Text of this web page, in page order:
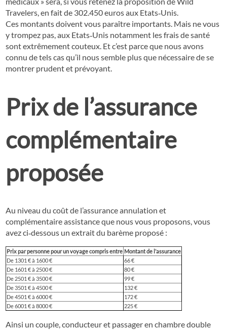
Travelers, en fait de 302.450 euros aux Etats‐Unis.
Ces montants doivent vous paraître importants. Mais ne vous
y trompez pas, aux Etats‐Unis notamment les frais de santé
sont extrêmement couteux. Et c’est parce que nous avons
connu de tels cas qu’il nous semble plus que nécessaire de se
montrer prudent et prévoyant.
Prix de l’assurance
complémentaire
proposée
Au niveau du coût de l’assurance annulation et
complémentaire assistance que nous vous proposons, vous
avez ci‐dessous un extrait du barème proposé :
Prix par personne pour un voyage compris entre Montant de l’assurance
De 1301 € à 1600 €
66 €
De 1601 € à 2500 €
80 €
De 2501 € à 3500 €
99 €
De 3501 € à 4500 €
132 €
De 4501 € à 6000 €
172 €
De 6001 € à 8000 €
225 €
Ainsi un couple, conducteur et passager en chambre double